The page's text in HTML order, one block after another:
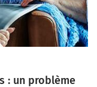
: un problème